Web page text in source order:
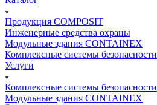
Продукция COMPOSIT
Инженерные средства охраны
Модульные здания CONTAINEX
Комплексные системы безопасности
Услуги
Комплексные системы безопасности
Модульные здания CONTAINEX